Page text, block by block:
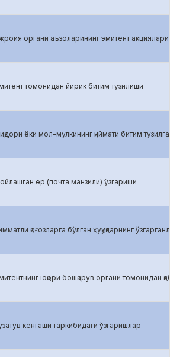
органи аъзоларининг эмитент акцияларига
томонидан йирик битим тузилиши
ёки мол-мулкининг қиймати битим тузилган
ер (почта манзили) ўзгариши
қоғозларга бўлган ҳуқуқларнинг ўзгарганлиги
юқори бошқарув органи томонидан қабул
кенгаши таркибидаги ўзгаришлар